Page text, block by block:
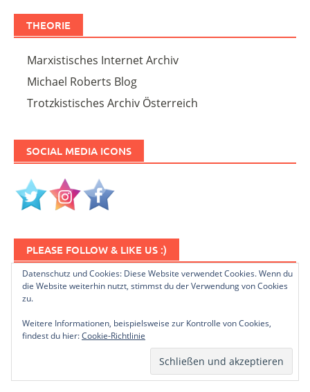
THEORIE
Marxistisches Internet Archiv
Michael Roberts Blog
Trotzkistisches Archiv Österreich
SOCIAL MEDIA ICONS
PLEASE FOLLOW & LIKE US :)
NEWSLETTER ABONNIEREN
Datenschutz und Cookies: Diese Website verwendet Cookies. Wenn du
die Website weiterhin nutzt, stimmst du der Verwendung von Cookies
zu.
Weitere Informationen, beispielsweise zur Kontrolle von Cookies,
findest du hier:Cookie-Richtlinie